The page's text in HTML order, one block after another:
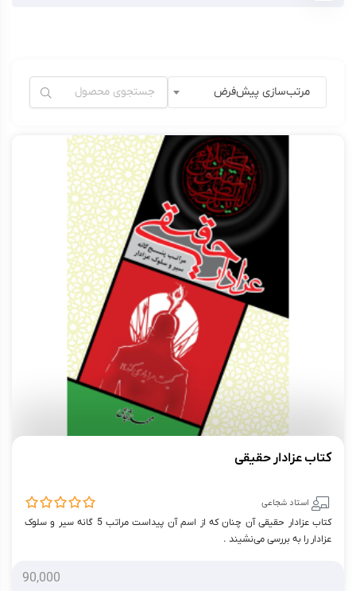
مرتب‌سازی پیش‌فرض
کتاب عزادار حقیقی
استاد شجاعی
کتاب عزادار حقیقی آن چنان که از اسم آن پیداست مراتب 5 گانه سیر و سلوک
عزادار را به بررسی می‌نشیند .
90,000